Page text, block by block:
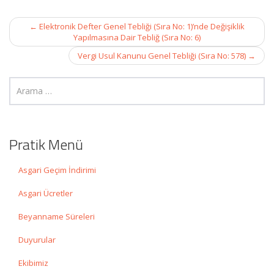
Post
navigation
← Elektronik Defter Genel Tebliği (Sıra No: 1)’nde Değişiklik
Yapılmasına Dair Tebliğ (Sıra No: 6)
Vergi Usul Kanunu Genel Tebliği (Sıra No: 578) →
Pratik Menü
Asgari Geçim İndirimi
Asgari Ücretler
Beyanname Süreleri
Duyurular
Ekibimiz